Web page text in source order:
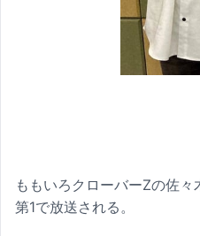
ももいろクローバーZの佐
第1で放送される。